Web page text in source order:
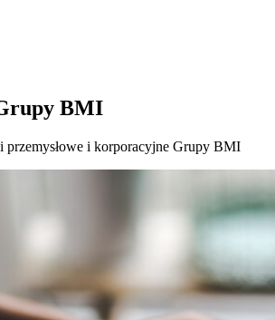
BMI
przemysłowe i korporacyjne Grupy BMI